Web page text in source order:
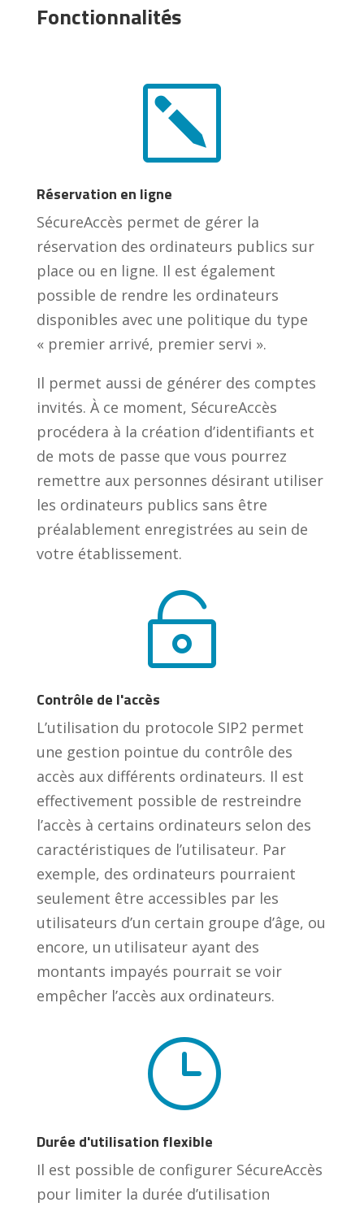
Fonctionnalités
k
Réservation en ligne
SécureAccès permet de gérer la
réservation des ordinateurs publics sur
place ou en ligne. Il est également
possible de rendre les ordinateurs
disponibles avec une politique du type
« premier arrivé, premier servi ».
Il permet aussi de générer des comptes
invités. À ce moment, SécureAccès
procédera à la création d’identifiants et
de mots de passe que vous pourrez
remettre aux personnes désirant utiliser
les ordinateurs publics sans être
préalablement enregistrées au sein de
votre établissement.

Contrôle de l'accès
L’utilisation du protocole SIP2 permet
une gestion pointue du contrôle des
accès aux différents ordinateurs. Il est
effectivement possible de restreindre
l’accès à certains ordinateurs selon des
caractéristiques de l’utilisateur. Par
exemple, des ordinateurs pourraient
seulement être accessibles par les
utilisateurs d’un certain groupe d’âge, ou
encore, un utilisateur ayant des
montants impayés pourrait se voir
empêcher l’accès aux ordinateurs.
}
Durée d'utilisation flexible
Il est possible de configurer SécureAccès
pour limiter la durée d’utilisation